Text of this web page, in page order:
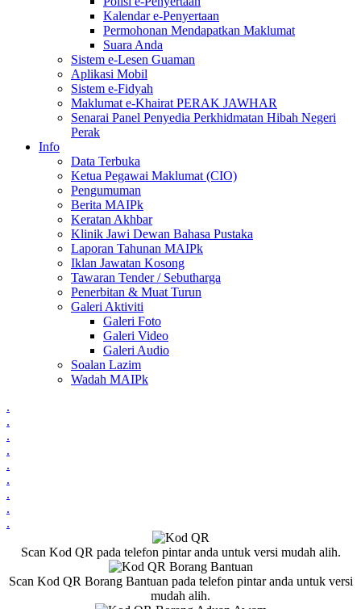
Kalendar e-Penyertaan
Permohonan Mendapatkan Maklumat
Suara Anda
Sistem e-Lesen Guaman
Aplikasi Mobil
Sistem e-Fidyah
Maklumat e-Khairat PERAK JAWHAR
Senarai Panel Penyedia Perkhidmatan Hibah Negeri
Perak
Info
Data Terbuka
Ketua Pegawai Maklumat (CIO)
Pengumuman
Berita MAIPk
Keratan Akhbar
Klinik Jawi Dewan Bahasa Pustaka
Laporan Tahunan MAIPk
Iklan Jawatan Kosong
Tawaran Tender / Sebutharga
Penerbitan & Muat Turun
Galeri Aktiviti
Galeri Foto
Galeri Video
Galeri Audio
Soalan Lazim
Wadah MAIPk
.
.
.
.
.
.
.
.
.
Scan Kod QR pada telefon pintar anda untuk versi mudah alih.
Scan Kod QR Borang Bantuan pada telefon pintar anda untuk versi
mudah alih.